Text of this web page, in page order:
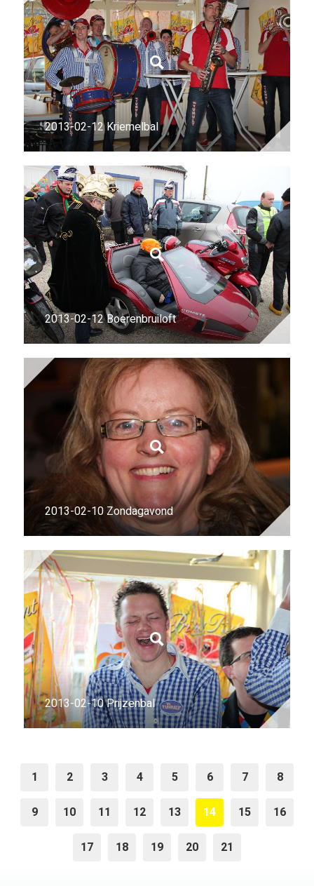
2013-02-12 Kriemelbal
2013-02-12 Boerenbruiloft
2013-02-10 Zondagavond
2013-02-10 Prijzenbal
1 2 3 4 5 6 7 8
9 10 11 12 13 14 15 16
17 18 19 20 21